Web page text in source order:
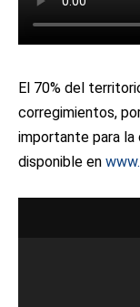
El 70% del
corregimientos,
importante para la
disponible en